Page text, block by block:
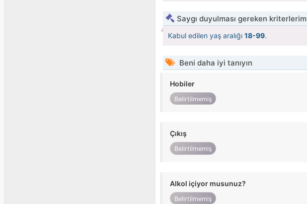
Saygı duyulması gereken kriterlerim
Kabul edilen yaş aralığı 18-99.
Beni daha iyi tanıyın
Hobiler
Belirtilmemiş
Çıkış
Belirtilmemiş
Alkol içiyor musunuz?
Belirtilmemiş